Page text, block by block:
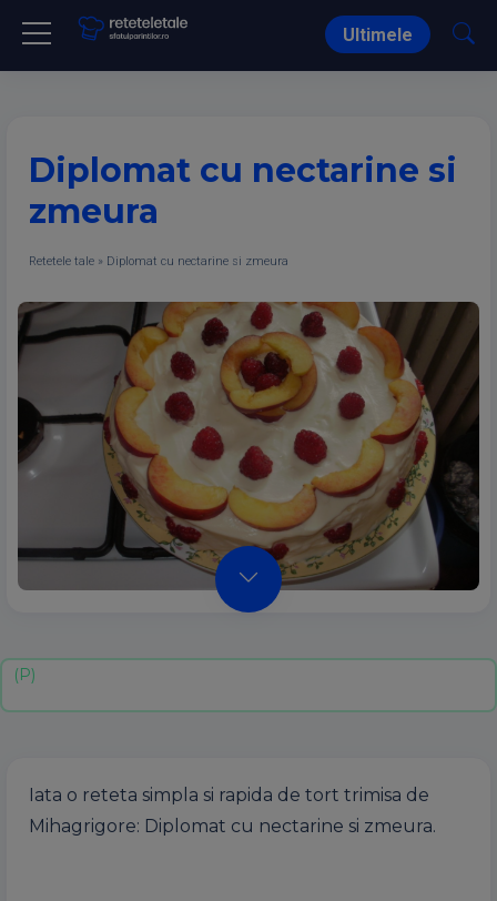
Ultimele
Diplomat cu nectarine si
zmeura
Retetele tale » Diplomat cu nectarine si zmeura
Iata o reteta simpla si rapida de tort trimisa de
Mihagrigore: Diplomat cu nectarine si zmeura.